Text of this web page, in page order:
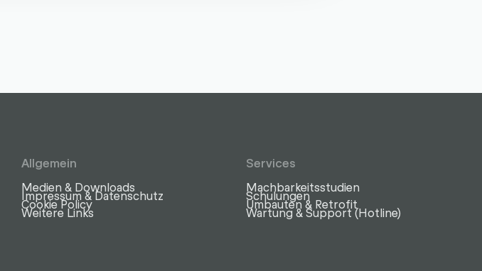
Allgemein
Medien & Downloads
Impressum & Datenschutz
Cookie Policy
Weitere Links
Services
Machbarkeitsstudien
Schulungen
Umbauten & Retrofit
Wartung & Support (Hotline)